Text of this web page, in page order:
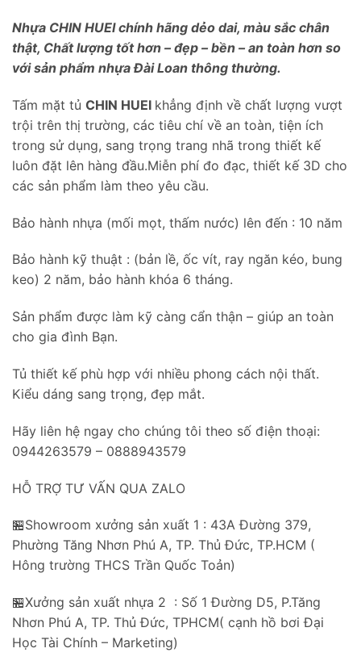
Nhựa CHIN HUEI chính hãng dẻo dai, màu sắc chân
thật, Chất lượng tốt hơn – đẹp – bền – an toàn hơn so
với sản phẩm nhựa Đài Loan thông thường.
Tấm mặt tủ CHIN HUEI khẳng định về chất lượng vượt
trội trên thị trường, các tiêu chí về an toàn, tiện ích
trong sử dụng, sang trọng trang nhã trong thiết kế
luôn đặt lên hàng đầu.Miễn phí đo đạc, thiết kế 3D cho
các sản phẩm làm theo yêu cầu.
Bảo hành nhựa (mối mọt, thấm nước) lên đến : 10 năm
Bảo hành kỹ thuật : (bản lề, ốc vít, ray ngăn kéo, bung
keo) 2 năm, bảo hành khóa 6 tháng.
Sản phẩm được làm kỹ càng cẩn thận – giúp an toàn
cho gia đình Bạn.
Tủ thiết kế phù hợp với nhiều phong cách nội thất.
Kiểu dáng sang trọng, đẹp mắt.
Hãy liên hệ ngay cho chúng tôi theo số điện thoại:
0944263579 – 0888943579
HỖ TRỢ TƯ VẤN QUA ZALO
🏪Showroom xưởng sản xuất 1 : 43A Đường 379,
Phường Tăng Nhơn Phú A, TP. Thủ Đức, TP.HCM (
Hông trường THCS Trần Quốc Toản)
🏪Xưởng sản xuất nhựa 2 : Số 1 Đường D5, P.Tăng
Nhơn Phú A, TP. Thủ Đức, TPHCM( cạnh hồ bơi Đại
Học Tài Chính – Marketing)